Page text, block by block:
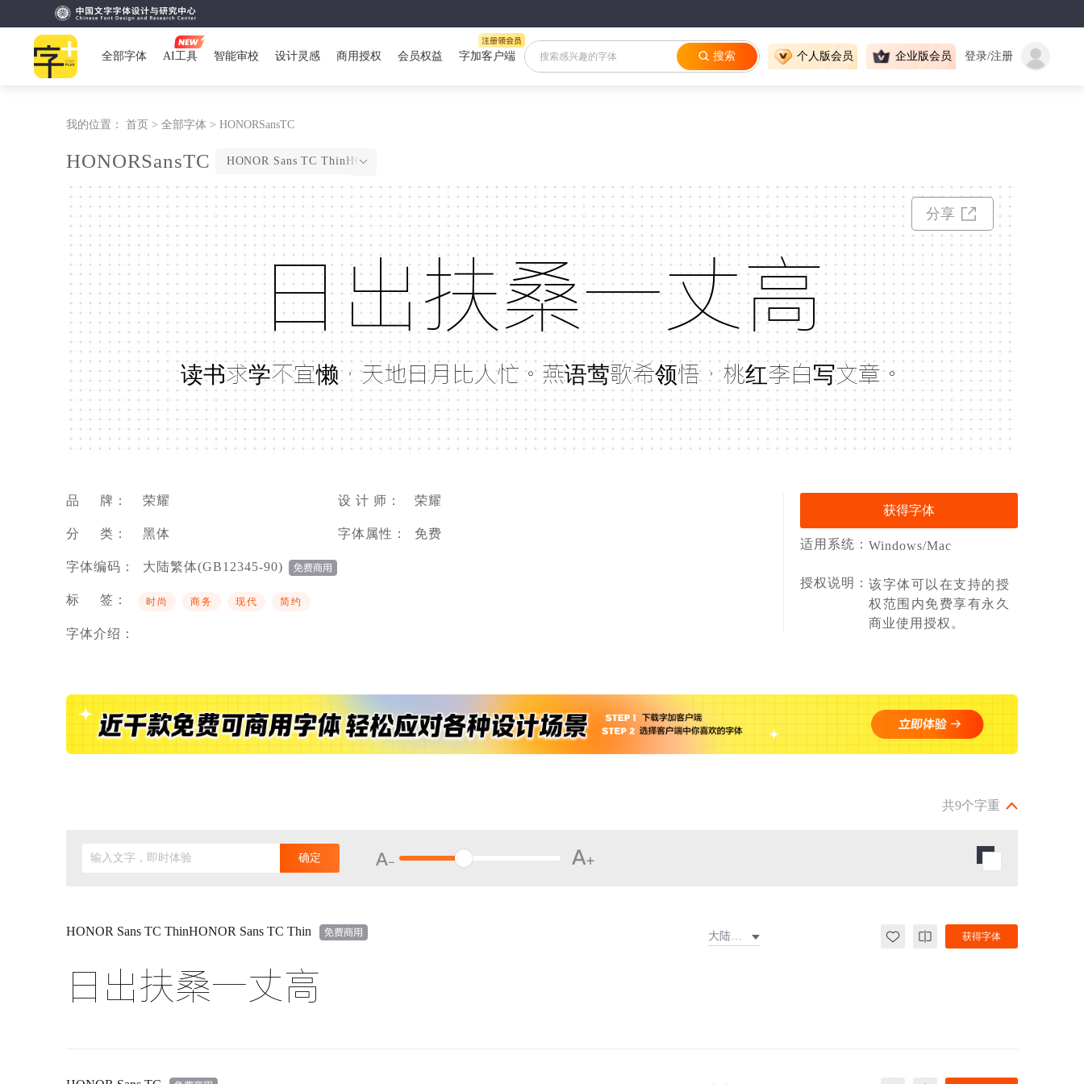
全部字体 AI工具 智能审校 设计灵感 商用授权 会员权益 字加客户端 登录/注册
企业版会员
个人版会员
搜索
我的位置： 首页 > 全部字体 > HONORSansTC
HONORSansTC HONOR Sans TC ThinHONOR Sans TC Thin
日出扶桑一丈高
读书求学不宜懒，天地日月比人忙。燕语莺歌希领悟，桃红李白写文章。
分享
品 牌： 荣耀 设 计 师： 荣耀
分 类： 黑体 字体属性： 免费
字体编码： 大陆繁体(GB12345-90)
标 签： 时尚 商务 现代 简约
字体介绍：
获得字体
适用系统： Windows/Mac
授权说明： 该字体可以在支持的授
权范围内免费享有永久
商业使用授权。
共9个字重
输入文字，即时体验 确定
HONOR Sans TC ThinHONOR Sans TC Thin 获得字体
日出扶桑一丈高